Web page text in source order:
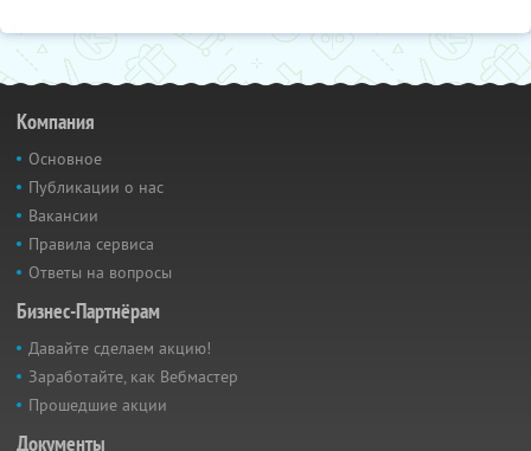
Компания
Основное
Публикации о нас
Вакансии
Правила сервиса
Ответы на вопросы
Бизнес-Партнёрам
Давайте сделаем акцию!
Заработайте, как Вебмастер
Прошедшие акции
Документы